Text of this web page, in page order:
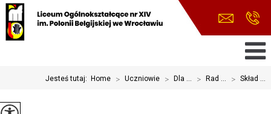
Jesteś tutaj: Home > Uczniowie > Dla ... > Rad ... > Skład ...